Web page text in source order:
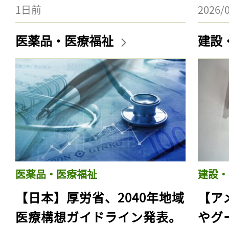
1日前 2026/
医薬品・医療福祉
医薬品・医療福祉
【日本】厚労省、2040年地域
医療構想ガイドライン発表。
建設
建設
【
やグ